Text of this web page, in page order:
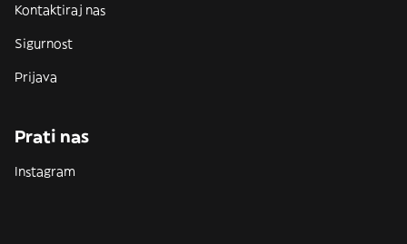
Kontaktiraj nas
Sigurnost
Prijava
Prati nas
Instagram